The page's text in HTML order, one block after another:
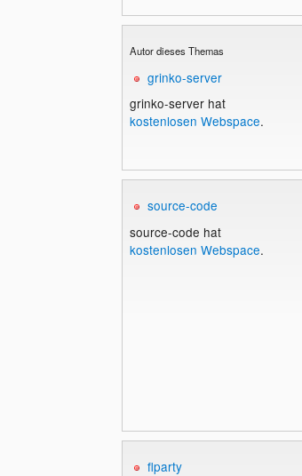
Autor dieses Themas
grinko-server
grinko-server hat
kostenlosen Webspace.
source-code
source-code hat
kostenlosen Webspace.
flparty